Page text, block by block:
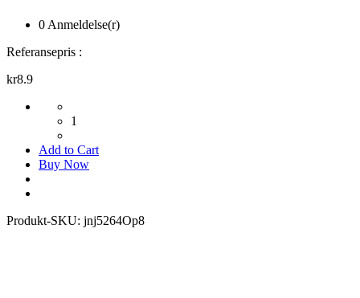
0 Anmeldelse(r)
Referansepris :
kr8.9
1
Add to Cart
Buy Now
Produkt-SKU: jnj5264Op8